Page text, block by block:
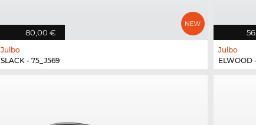
80,00 €
Julbo
SLACK - 75_J569
Julbo
ELWOOD